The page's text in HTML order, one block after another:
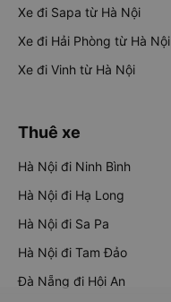
Xe đi Sapa từ Hà Nội
Xe đi Hải Phòng từ Hà Nội
Xe đi Vinh từ Hà Nội
Thuê xe
Hà Nội đi Ninh Bình
Hà Nội đi Hạ Long
Hà Nội đi Sa Pa
Hà Nội đi Tam Đảo
Đà Nẵng đi Hội An